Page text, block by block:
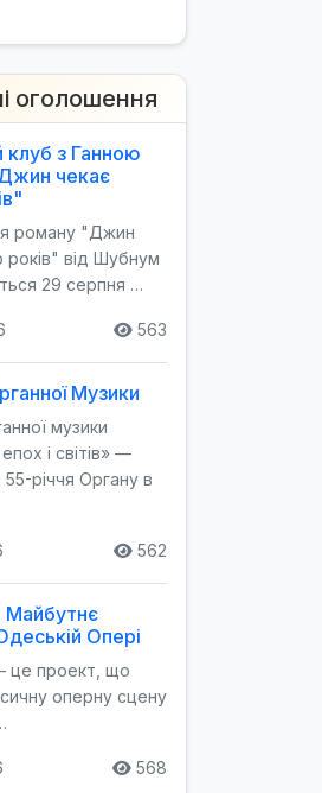
оголошення
з Ганною
чекає
роману "Джин
років" від Шубнум
29 серпня …
563
Музики
музики
і світів» —
55-річчя Органу в
562
Майбутнє
Опері
це проект, що
оперну сцену
568